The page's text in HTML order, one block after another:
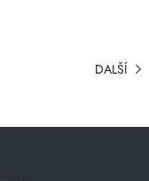
DALŠÍ